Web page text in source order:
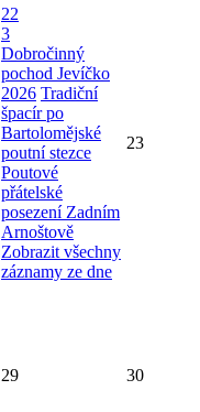
22
3
Dobročinný
pochod Jevíčko
2026 Tradiční
špacír po
Bartolomějské
poutní stezce
Poutové
přátelské
posezení Zadním
Arnoštově
Zobrazit všechny
záznamy ze dne
23
29 30